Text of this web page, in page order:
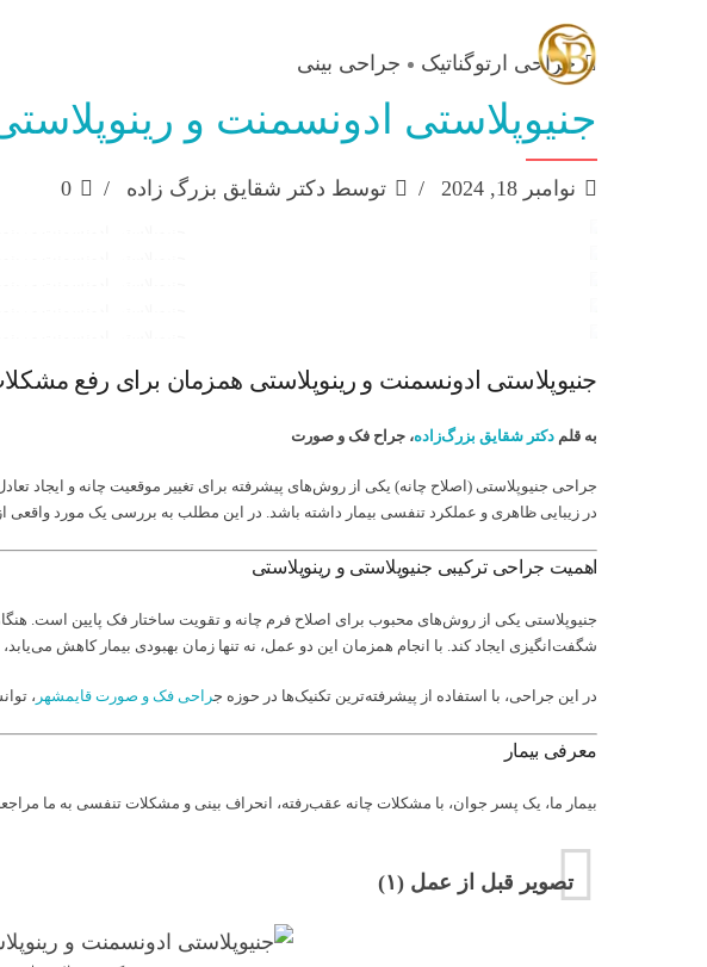
جراحی ارتوگناتیک جراحی بینی
جنیوپلاستی ادونسمنت و
نوامبر 18, 2024 توسط دکتر شقایق بزرگ زاده 0
ترکیب جنیوپلاستی ادونسمنت و
ترکیب جنیوپلاستی ادونسمنت و
جنیوپلاستی ادونسمنت و رینوپلاستی همزمان برای رفع
به قلم دکتر شقایق بزرگ‌زاده، جراح فک و صورت
جراحی جنیوپلاستی (اصلاح چانه) یکی از روش‌های پیشرفته برای تغییر موقعیت چانه و ایجاد
در زیبایی ظاهری و عملکرد تنفسی بیمار داشته باشد. در این مطلب به بررسی یک مورد
اهمیت جراحی ترکیبی جنیوپلاستی و رینوپلاستی
جنیوپلاستی یکی از روش‌های محبوب برای اصلاح فرم چانه و تقویت ساختار فک پایین است.
شگفت‌انگیزی ایجاد کند. با انجام همزمان این دو عمل، نه تنها زمان بهبودی بیمار کاهش
در این جراحی، با استفاده از پیشرفته‌ترین تکنیک‌ها در حوزه جراحی فک و صورت قایمشهر ،
معرفی بیمار
بیمار ما، یک پسر جوان، با مشکلات چانه عقب‌رفته، انحراف بینی و مشکلات تنفسی به ما
تصویر قبل از عمل (۱)